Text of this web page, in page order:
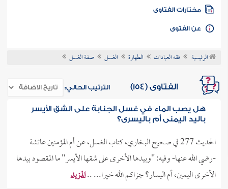
فتاوى معاصرة
مختارات الفتاوى
الفتوى
الرئيسية فقه العبادات الطهارة الغسل صفة الغسل
الفتاوى (154) الترتيب الحالي:
هل يصب الماء في غسل الجنابة على الشق الأيسر
باليد اليمنى أم باليسرى؟
الحديث 277 في صحيح البخاري، كتاب الغسل، عن أم المؤمنين عائشة
-رضي الله عنها- وفيه: "وبيدها الأخرى على شقها الأيسر" ما المقصود بيدها
الأخرى اليمين، أم اليسار؟ جزاكم الله خيرا... ..المزيد